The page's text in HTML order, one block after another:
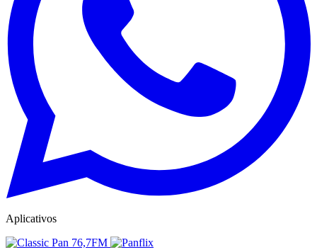
Aplicativos